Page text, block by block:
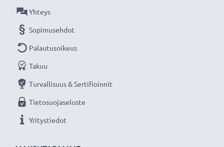
Yhteys
Sopimusehdot
Palautusoikeus
Takuu
Turvallisuus & Sertifioinnit
Tietosuojaseloste
Yritystiedot